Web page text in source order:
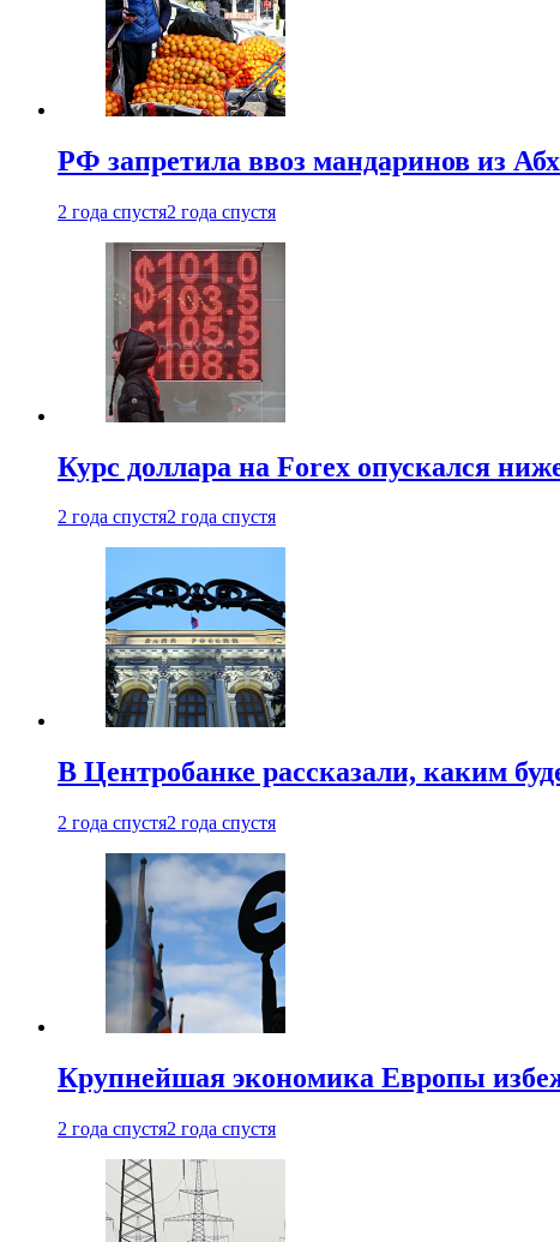
РФ запретила ввоз мандаринов из
2 года спустя2 года спустя
Курс доллара на Forex опускался
2 года спустя2 года спустя
В Центробанке рассказали, каким
2 года спустя2 года спустя
Крупнейшая экономика Европы
2 года спустя2 года спустя